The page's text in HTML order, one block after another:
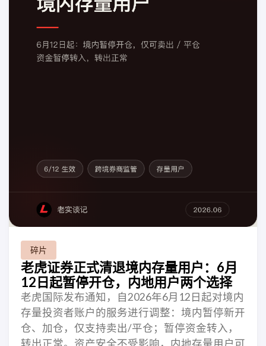
碎片
老虎证券正式清退境内存量用户：6月
12日起暂停开仓，内地用户两个选择
老虎国际发布通知，自2026年6月12日起对境内
存量投资者账户的服务进行调整：境内暂停新开
仓、加仓，仅支持卖出/平仓；暂停资金转入，
转出正常。资产安全不受影响，内地存量用户可